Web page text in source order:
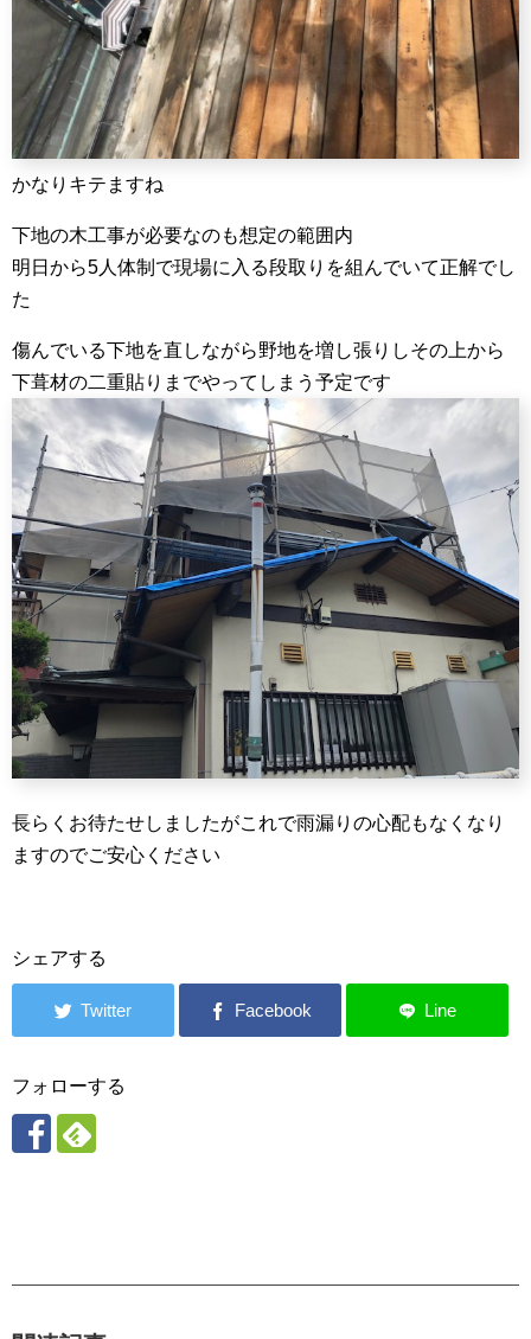
かなりキテますね
下地の木工事が必要なのも想定の範囲内
明日から5人体制で現場に入る段取りを組んでいて正解でし
た
傷んでいる下地を直しながら野地を増し張りしその上から
下葺材の二重貼りまでやってしまう予定です
長らくお待たせしましたがこれで雨漏りの心配もなくなり
ますのでご安心ください
シェアする
フォローする